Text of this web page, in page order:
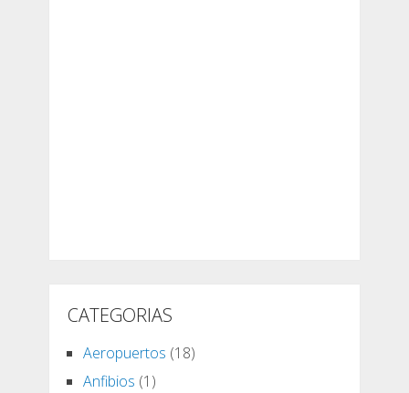
CATEGORIAS
Aeropuertos (18)
Anfibios (1)